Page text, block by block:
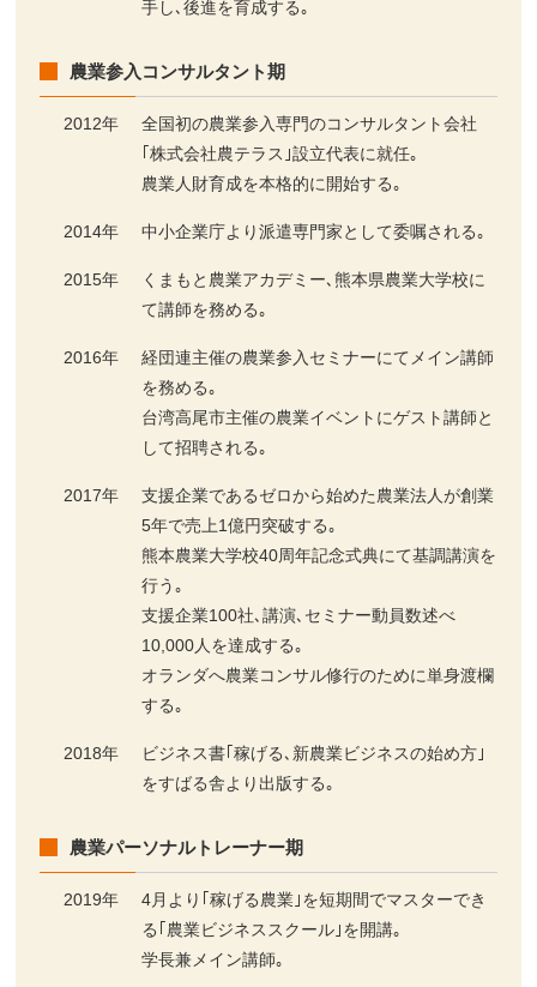
手し､後進を育成する｡
農業参入コンサルタント期
2012年
全国初の農業参入専門のコンサルタント会社
｢株式会社農テラス｣設立代表に就任｡
農業人財育成を本格的に開始する｡
2014年 中小企業庁より派遣専門家として委嘱される｡
2015年
くまもと農業アカデミー､熊本県農業大学校に
て講師を務める｡
2016年
経団連主催の農業参入セミナーにてメイン講師
を務める｡
台湾高尾市主催の農業イベントにゲスト講師と
して招聘される｡
2017年
支援企業であるゼロから始めた農業法人が創業
5年で売上1億円突破する｡
熊本農業大学校40周年記念式典にて基調講演を
行う｡
支援企業100社､講演､セミナー動員数述べ
10,000人を達成する｡
オランダへ農業コンサル修行のために単身渡欄
する｡
2018年
ビジネス書｢稼げる､新農業ビジネスの始め方｣
をすばる舎より出版する｡
農業パーソナルトレーナー期
2019年
4月より｢稼げる農業｣を短期間でマスターでき
る｢農業ビジネススクール｣を開講｡
学長兼メイン講師｡